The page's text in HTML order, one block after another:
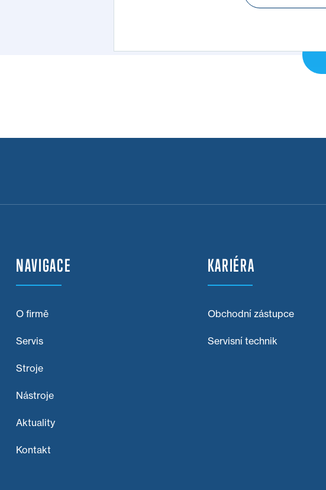
NAVIGACE
O firmě
Servis
Stroje
Nástroje
Aktuality
Kontakt
KARIÉRA
Obchodní zástupce
Servisní technik